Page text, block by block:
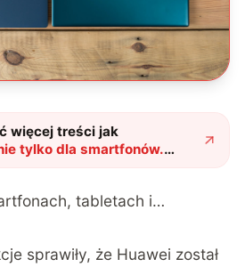
więcej treści jak
tylko dla smartfonów.
ambitne plany"?
tabletach i…
sprawiły, że Huawei został